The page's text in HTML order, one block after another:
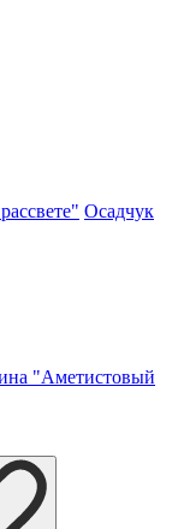
Осадчук
"Аметистовый